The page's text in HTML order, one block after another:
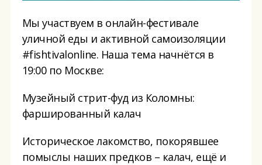
Мы участвуем в онлайн-фестивале
уличной еды и активной самоизоляции
#fishtivalonline. Наша тема начнётся в
19:00 по Москве:
Музейный стрит-фуд из Коломны:
фаршированный калач
Историческое лакомство, покорявшее
помыслы наших предков – калач, ещё и